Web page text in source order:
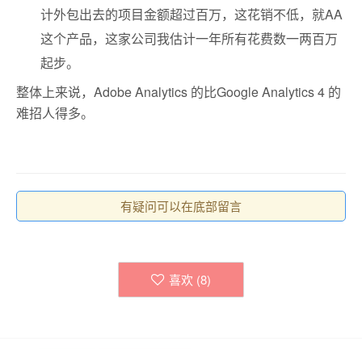
计外包出去的项目金额超过百万，这花销不低，就AA
这个产品，这家公司我估计一年所有花费数一两百万
起步。
整体上来说，Adobe Analytics 的比Google Analytics 4 的
难招人得多。
有疑问可以在底部留言
喜欢 (8)